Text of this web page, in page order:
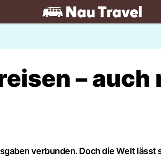
travel.NAU.ch
–
verbunden. Doch die Welt